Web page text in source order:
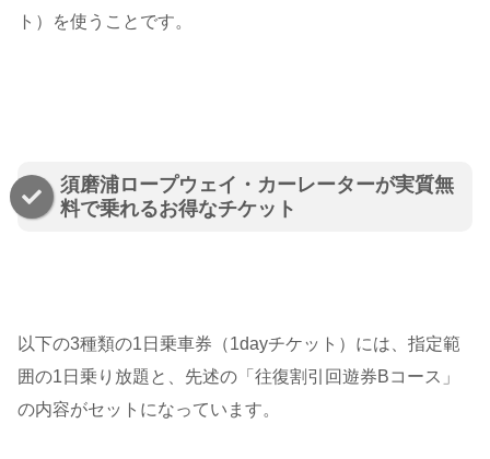
ト）を使うことです。
須磨浦ロープウェイ・カーレーターが実質無
料で乗れるお得なチケット
以下の3種類の1日乗車券（1dayチケット）には、指定範
囲の1日乗り放題と、先述の「往復割引回遊券Bコース」
の内容がセットになっています。